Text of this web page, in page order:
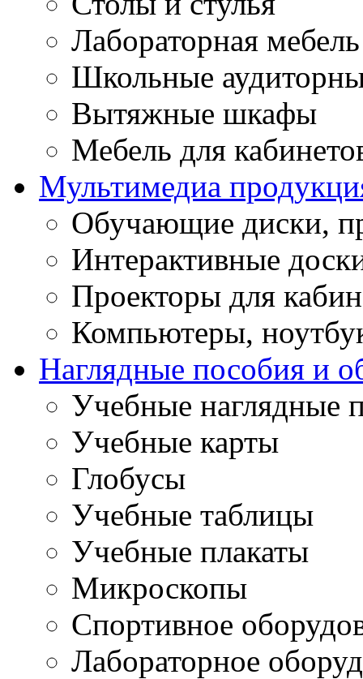
Лабораторная мебель
Школьные
Вытяжные шкафы
Мебель для
Мультимедиа
Обучающие диски,
Интерактивные
Проекторы для
Компьютеры,
Наглядные пособия и
Учебные наглядные
Учебные карты
Глобусы
Учебные таблицы
Учебные плакаты
Микроскопы
Спортивное
Лабораторное